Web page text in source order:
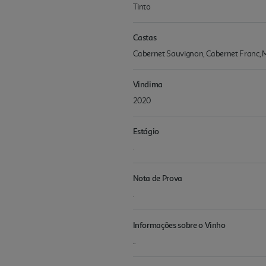
Tinto
Castas
Cabernet Sauvignon, Cabernet Franc,
Vindima
2020
Estágio
.
Nota de Prova
.
Informações sobre o Vinho
..